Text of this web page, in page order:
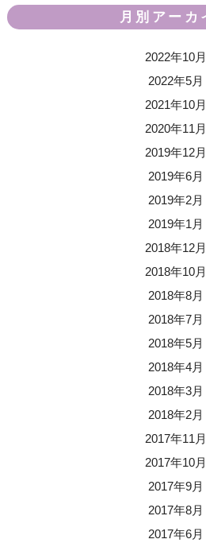
月別アーカ
2022年10月
2022年5月
2021年10月
2020年11月
2019年12月
2019年6月
2019年2月
2019年1月
2018年12月
2018年10月
2018年8月
2018年7月
2018年5月
2018年4月
2018年3月
2018年2月
2017年11月
2017年10月
2017年9月
2017年8月
2017年6月